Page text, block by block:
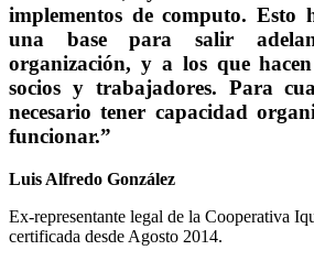
implementos de computo. Esto
una base para salir
organización, y a los que
socios y trabajadores. Para
necesario tener capacidad
funcionar.”
Luis Alfredo González
Ex-representante legal de la Cooperativa
certificada desde Agosto 2014.